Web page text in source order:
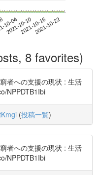
10-04
2021-10-102021-10-162021-10-22
8 favorites)
者への支援の現状 : 生活
NPPDTB1Ibi
(投稿一覧)
者への支援の現状 : 生活
NPPDTB1Ibi